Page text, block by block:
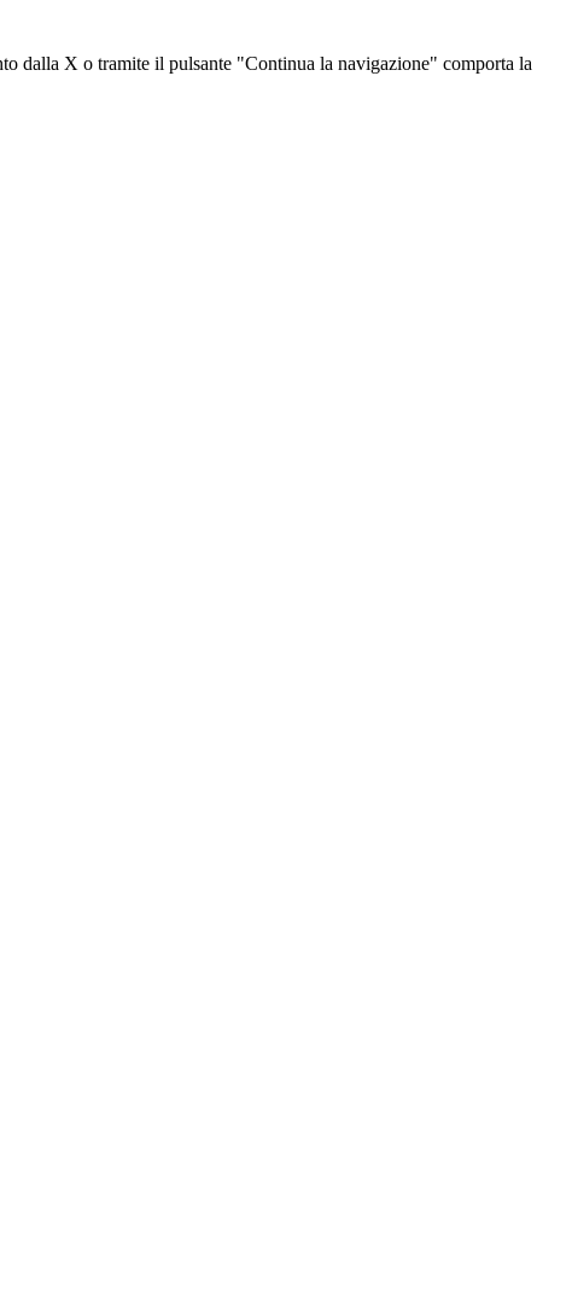
dalla X o tramite il pulsante "Continua la navigazione" comporta la